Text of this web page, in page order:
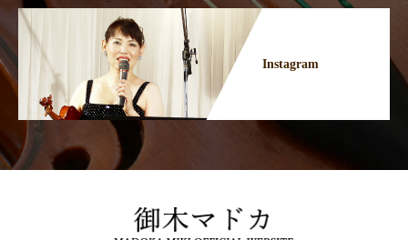
Instagram